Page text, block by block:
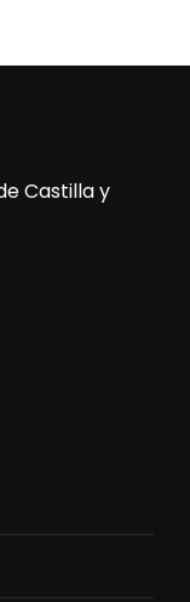
Castilla y